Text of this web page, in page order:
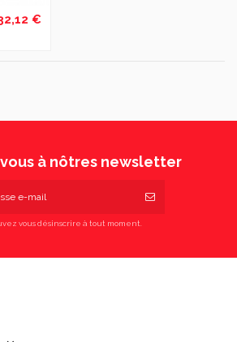
€
à nôtres newsletter
vous désinscrire à tout moment.